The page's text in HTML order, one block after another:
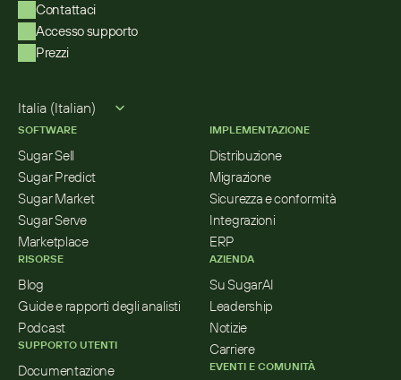
Contattaci
Accesso supporto
Prezzi
Italia (Italian)
SOFTWARE
Sugar Sell
Sugar Predict
Sugar Market
Sugar Serve
Marketplace
RISORSE
Blog
Guide e rapporti degli analisti
Podcast
SUPPORTO UTENTI
Documentazione
IMPLEMENTAZIONE
Distribuzione
Migrazione
Sicurezza e conformità
Integrazioni
ERP
AZIENDA
Su SugarAI
Leadership
Notizie
Carriere
EVENTI E COMUNITÀ